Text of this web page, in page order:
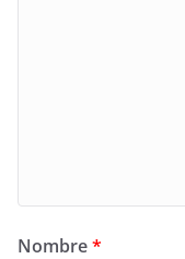
Nombre*